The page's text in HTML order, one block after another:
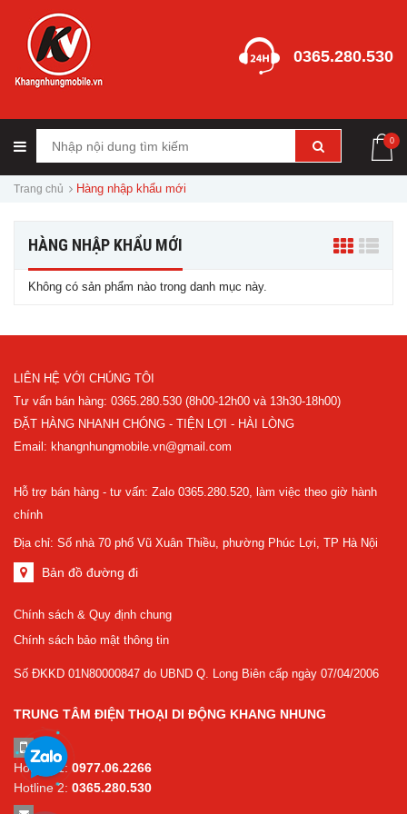
0365.280.530
0
Trang chủ Hàng nhập khẩu mới
HÀNG NHẬP KHẨU MỚI
Không có sản phẩm nào trong danh mục này.
LIÊN HỆ VỚI CHÚNG TÔI
Tư vấn bán hàng: 0365.280.530 (8h00-12h00 và 13h30-18h00)
ĐẶT HÀNG NHANH CHÓNG - TIỆN LỢI - HÀI LÒNG
Email: khangnhungmobile.vn@gmail.com
Hỗ trợ bán hàng - tư vấn: Zalo 0365.280.520, làm việc theo giờ hành
chính
Địa chỉ: Số nhà 70 phố Vũ Xuân Thiều, phường Phúc Lợi, TP Hà Nội
Bản đồ đường đi
Chính sách & Quy định chung
Chính sách bảo mật thông tin
Số ĐKKD 01N80000847 do UBND Q. Long Biên cấp ngày 07/04/2006
TRUNG TÂM ĐIỆN THOẠI DI ĐỘNG KHANG NHUNG
Hotline 1: 0977.06.2266
Hotline 2: 0365.280.530